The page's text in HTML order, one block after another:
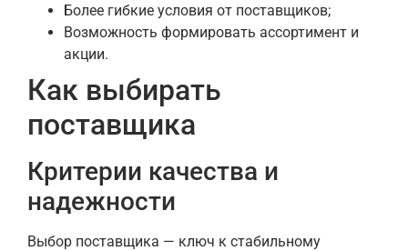
Более гибкие условия от поставщиков;
Возможность формировать ассортимент и
акции.
Как выбирать
поставщика
Критерии качества и
надежности
Выбор поставщика — ключ к стабильному